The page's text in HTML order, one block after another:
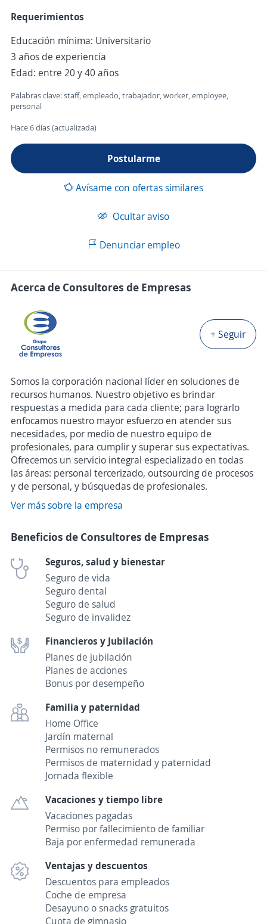
Requerimientos
Educación mínima: Universitario
3 años de experiencia
Edad: entre 20 y 40 años
Palabras clave: staff, empleado, trabajador, worker, employee,
personal
Hace 6 días (actualizada)
Postularme
Avísame con ofertas similares
Ocultar aviso
Denunciar empleo
Acerca de Consultores de Empresas
+ Seguir
Somos la corporación nacional líder en soluciones de
recursos humanos. Nuestro objetivo es brindar
respuestas a medida para cada cliente; para lograrlo
enfocamos nuestro mayor esfuerzo en atender sus
necesidades, por medio de nuestro equipo de
profesionales, para cumplir y superar sus expectativas.
Ofrecemos un servicio integral especializado en todas
las áreas: personal tercerizado, outsourcing de procesos
y de personal, y búsquedas de profesionales.
Ver más sobre la empresa
Beneficios de Consultores de Empresas
Seguros, salud y bienestar
Seguro de vida
Seguro dental
Seguro de salud
Seguro de invalidez
Financieros y Jubilación
Planes de jubilación
Planes de acciones
Bonus por desempeño
Familia y paternidad
Home Office
Jardín maternal
Permisos no remunerados
Permisos de maternidad y paternidad
Jornada flexible
Vacaciones y tiempo libre
Vacaciones pagadas
Permiso por fallecimiento de familiar
Baja por enfermedad remunerada
Ventajas y descuentos
Descuentos para empleados
Coche de empresa
Desayuno o snacks gratuitos
Cuota de gimnasio